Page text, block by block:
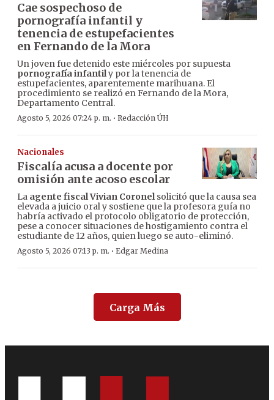
Cae sospechoso de
pornografía infantil y
tenencia de estupefacientes
en Fernando de la Mora
Un joven fue detenido este miércoles por supuesta
pornografía infantily por la tenencia de
estupefacientes, aparentemente marihuana. El
procedimiento se realizó en Fernando de la Mora,
Departamento Central.
Agosto 5, 2026 07:24 p. m. · Redacción ÚH
Nacionales
Fiscalía acusa a docente por
omisión ante acoso escolar
La agente fiscal Vivian Coronelsolicitó que la causa sea
elevada a juicio oral y sostiene que la profesora guía no
habría activado el protocolo obligatorio de protección,
pese a conocer situaciones de hostigamiento contra el
estudiante de 12 años, quien luego se auto-eliminó.
Agosto 5, 2026 07:13 p. m. · Edgar Medina
Carga Más